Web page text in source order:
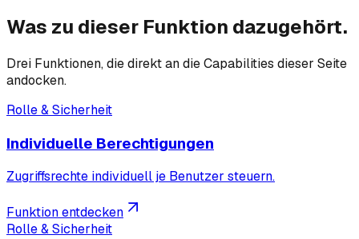
Was zu dieser Funktion dazugehört.
Drei Funktionen, die direkt an die Capabilities dieser Seite
andocken.
Rolle & Sicherheit
Individuelle Berechtigungen
Zugriffsrechte individuell je Benutzer steuern.
Funktion entdecken
Rolle & Sicherheit